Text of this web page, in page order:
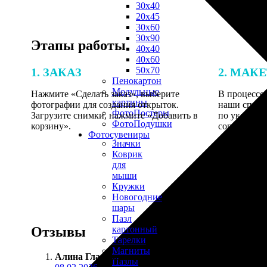
30х40
20х45
30х60
30х90
40х40
40х60
50х70
Пенокартон
Модульные
картины
ФотоПостеры
ФотоПодушки
Фотоcувениры
Значки
Коврик
для
мыши
Кружки
Новогодние
шары
Пазл
картонный
Тарелки
Магниты
Пазлы
Этапы работы
1. ЗАКАЗ
Нажмите «Сделать заказ», выберите
фотографии для создания открыток.
Загрузите снимки, нажмите «Добавить в
корзину».
2.
В процессе
наши
по
Отзывы
Алина Гладкова :